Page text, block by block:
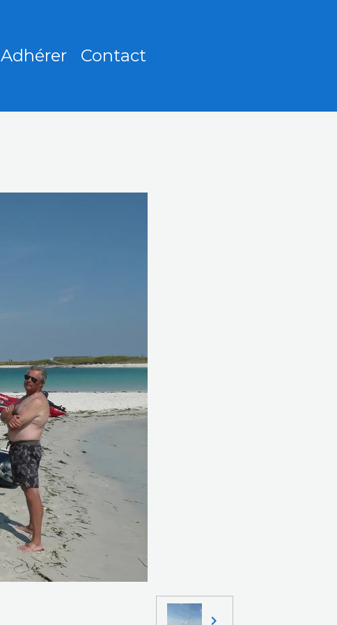
Adhérer Contact